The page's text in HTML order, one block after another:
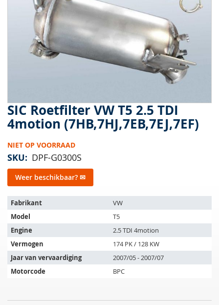
SIC Roetfilter VW T5 2.5 TDI
4motion (7HB,7HJ,7EB,7EJ,7EF)
NIET OP VOORRAAD
SKU DPF-G0300S
Weer beschikbaar? ✉
Het
artikel
past
op
de
volgende
voertuigen:
Fabrikant
VW
Model
T5
Engine
2.5 TDI 4motion
Vermogen
174 PK / 128 KW
Jaar van vervaardiging
2007/05 - 2007/07
Motorcode
BPC
afbeeldingen-
Ga
naar
het
van
de
gallerij